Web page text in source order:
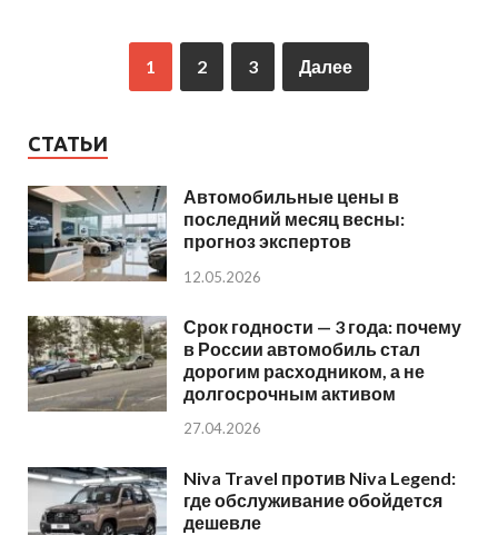
1 2 3 Далее
СТАТЬИ
Автомобильные цены в
последний месяц весны:
прогноз экспертов
12.05.2026
Срок годности — 3 года: почему
в России автомобиль стал
дорогим расходником, а не
долгосрочным активом
27.04.2026
Niva Travel против Niva Legend:
где обслуживание обойдется
дешевле